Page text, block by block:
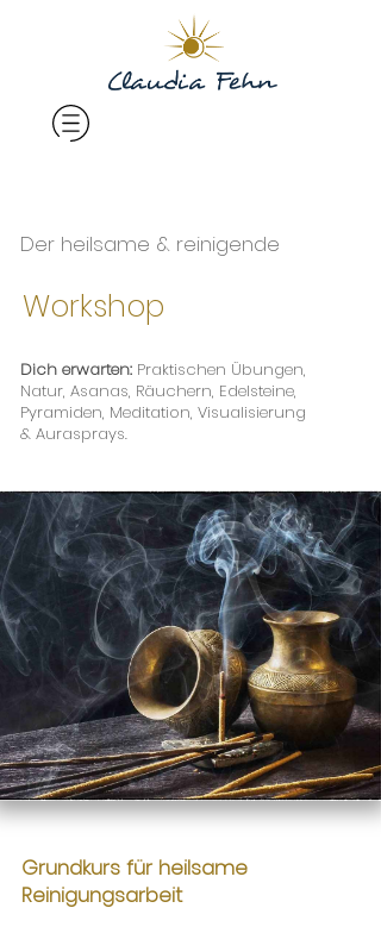
Workshop
Dich erwarten: Praktischen Übungen,
Natur, Asanas, Räuchern, Edelsteine,
Pyramiden, Meditation, Visualisierung
& Aurasprays.
Der heilsame & reinigende
Grundkurs für heilsame
Reinigungsarbeit